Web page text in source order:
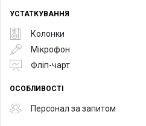
УСТАТКУВАННЯ
Колонки
Мікрофон
Фліп-чарт
ОСОБЛИВОСТІ
Персонал за запитом